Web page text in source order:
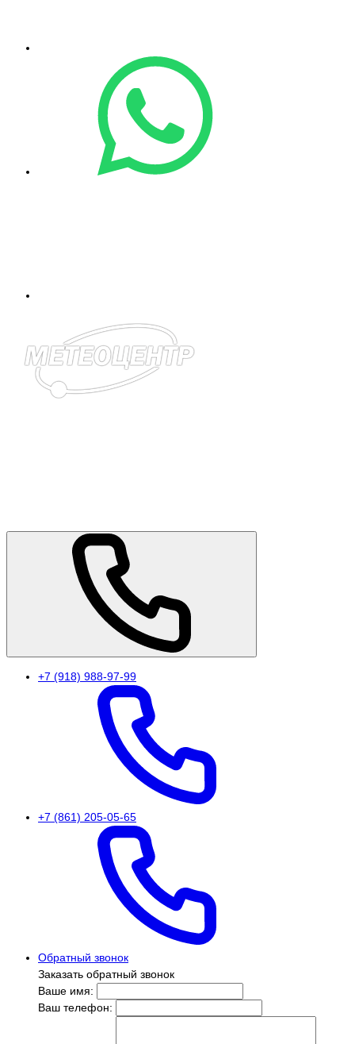
+7 (918) 988-97-99
+7 (861) 205-05-65
Обратный звонок
Заказать обратный звонок
Ваше имя:
Ваш телефон: